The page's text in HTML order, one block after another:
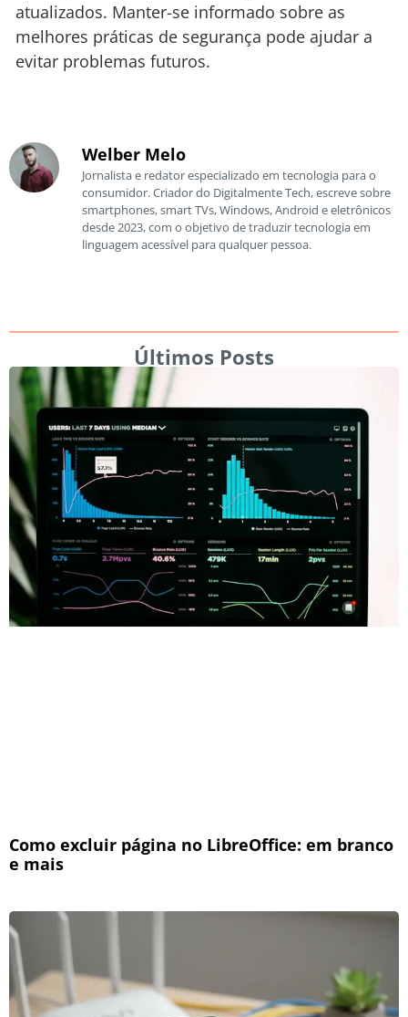
atualizados. Manter-se informado sobre as
melhores práticas de segurança pode ajudar a
evitar problemas futuros.
Welber Melo
Jornalista e redator especializado em tecnologia para o
consumidor. Criador do Digitalmente Tech, escreve sobre
smartphones, smart TVs, Windows, Android e eletrônicos
desde 2023, com o objetivo de traduzir tecnologia em
linguagem acessível para qualquer pessoa.
Últimos Posts
Como excluir página no LibreOffice: em branco
e mais